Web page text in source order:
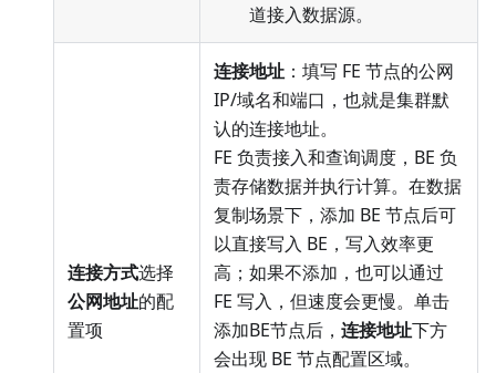
道接入数据源。
连接方式选择
公网地址的配
置项
连接地址 ：填写 FE 节点的公网
IP/域名和端口，也就是集群默
认的连接地址。
FE 负责接入和查询调度，BE 负
责存储数据并执行计算。在数据
复制场景下，添加 BE 节点后可
以直接写入 BE，写入效率更
高；如果不添加，也可以通过
FE 写入，但速度会更慢。单击
添加BE节点后， 连接地址下方
会出现 BE 节点配置区域。